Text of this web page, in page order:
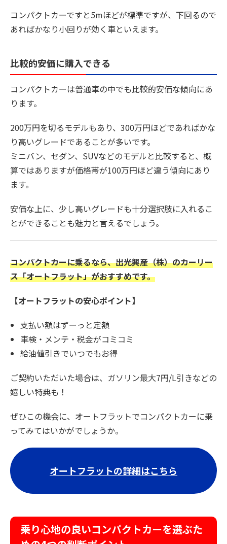
コンパクトカーですと5mほどが標準ですが、下回るので
あればかなり小回りが効く車といえます。
比較的安価に購入できる
コンパクトカーは普通車の中でも比較的安価な傾向にあ
ります。
200万円を切るモデルもあり、300万円ほどであればかな
り高いグレードであることが多いです。
ミニバン、セダン、SUVなどのモデルと比較すると、概
算ではありますが価格帯が100万円ほど違う傾向にあり
ます。
安価な上に、少し高いグレードも十分選択肢に入れるこ
とができることも魅力と言えるでしょう。
コンパクトカーに乗るなら、出光興産（株）のカーリー
ス「オートフラット」がおすすめです。
【オートフラットの安心ポイント】
支払い額はずーっと定額
車検・メンテ・税金がコミコミ
給油値引きでいつでもお得
ご契約いただいた場合は、ガソリン最大7円/L引きなどの
嬉しい特典も！
ぜひこの機会に、オートフラットでコンパクトカーに乗
ってみてはいかがでしょうか。
オートフラットの詳細はこちら
乗り心地の良いコンパクトカーを選ぶた